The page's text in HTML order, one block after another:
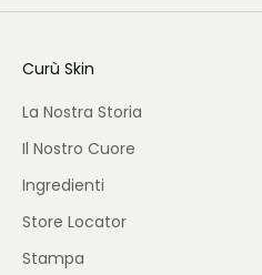
Curù Skin
La Nostra Storia
Il Nostro Cuore
Ingredienti
Store Locator
Stampa